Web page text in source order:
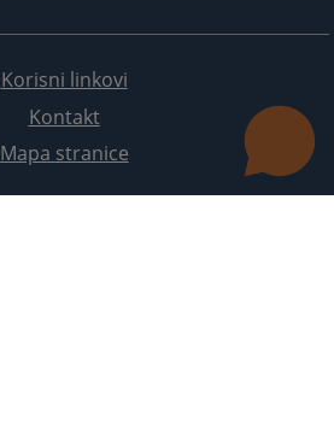
Korisni linkovi
Kontakt
Mapa stranice